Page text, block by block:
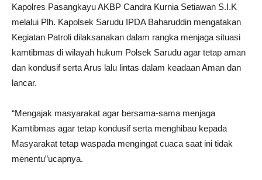
Kapolres Pasangkayu AKBP Candra Kurnia Setiawan S.I.K
melalui Plh. Kapolsek Sarudu IPDA Baharuddin mengatakan
Kegiatan Patroli dilaksanakan dalam rangka menjaga situasi
kamtibmas di wilayah hukum Polsek Sarudu agar tetap aman
dan kondusif serta Arus lalu lintas dalam keadaan Aman dan
lancar.
“Mengajak masyarakat agar bersama-sama menjaga
Kamtibmas agar tetap kondusif serta menghibau kepada
Masyarakat tetap waspada mengingat cuaca saat ini tidak
menentu”ucapnya.